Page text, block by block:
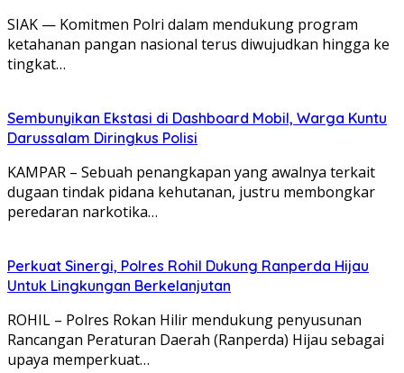
SIAK — Komitmen Polri dalam mendukung program
ketahanan pangan nasional terus diwujudkan hingga ke
tingkat…
Sembunyikan Ekstasi di Dashboard Mobil, Warga Kuntu
Darussalam Diringkus Polisi
KAMPAR – Sebuah penangkapan yang awalnya terkait
dugaan tindak pidana kehutanan, justru membongkar
peredaran narkotika…
Perkuat Sinergi, Polres Rohil Dukung Ranperda Hijau
Untuk Lingkungan Berkelanjutan
ROHIL – Polres Rokan Hilir mendukung penyusunan
Rancangan Peraturan Daerah (Ranperda) Hijau sebagai
upaya memperkuat…